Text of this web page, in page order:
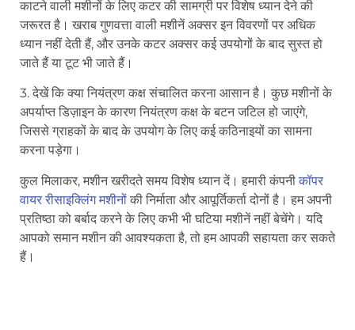
काटने वाली मशीनों के लिए कटर की सामग्री पर विशेष ध्यान देने की
जरूरत है। खराब गुणवत्ता वाली मशीनें अक्सर इन विवरणों पर अधिक
ध्यान नहीं देती हैं, और उनके कटर अक्सर कई उपयोगों के बाद सुस्त हो
जाते हैं या टूट भी जाते हैं।
3. देखें कि क्या नियंत्रण कक्ष संचालित करना आसान है। कुछ मशीनों के
अपर्याप्त डिज़ाइन के कारण नियंत्रण कक्ष के बटन जटिल हो जाएंगे,
जिससे ग्राहकों के बाद के उपयोग के लिए कई कठिनाइयों का सामना
करना पड़ेगा।
कुल मिलाकर, मशीन खरीदते समय विशेष ध्यान दें। हमारी कंपनीकॉपर
वायर रीसाइक्लिंग मशीनों की निर्माता और आपूर्तिकर्ता दोनों है। हम अपनी
प्रतिष्ठा को बर्बाद करने के लिए कभी भी घटिया मशीनें नहीं बेचेंगे। यदि
आपको समान मशीन की आवश्यकता है, तो हम आपकी सहायता कर सकते
हैं।